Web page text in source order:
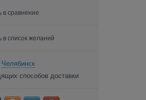
в сравнение
в список желаний
Челябинск
способов доставки